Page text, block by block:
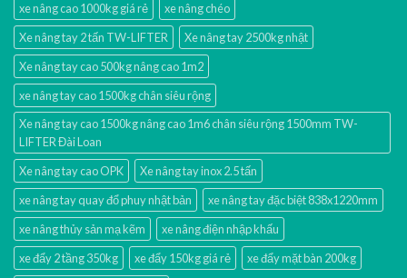
xe nâng cao 1000kg giá rẻ
xe nâng chéo
Xe nâng tay 2 tấn TW-LIFTER
Xe nâng tay 2500kg nhật
Xe nâng tay cao 500kg nâng cao 1m2
xe nâng tay cao 1500kg chân siêu rộng
Xe nâng tay cao 1500kg nâng cao 1m6 chân siêu rộng 1500mm TW-
LIFTER Đài Loan
Xe nâng tay cao OPK
Xe nâng tay inox 2.5 tấn
xe nâng tay quay đổ phuy nhật bản
xe nâng tay đặc biệt 838x1220mm
xe nâng thủy sản mạ kẽm
xe nâng điện nhập khấu
xe đẩy 2 tầng 350kg
xe đẩy 150kg giá rẻ
xe đẩy mặt bàn 200kg